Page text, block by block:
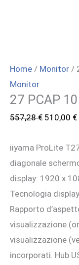
Home / Monitor /
Monitor
27 PCAP
557,28€ Il
originale
era:
557,28 €.
510,00 €Il
iiyama ProLite
diagonale
display: 1920 x
Tecnologia
Rapporto
visualizzazione
visualizzazione
incorporati. Hub